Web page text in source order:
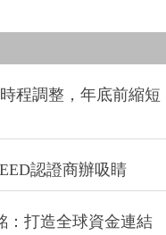
程調整，年底前縮短
認證商辦吸睛
：打造全球資金連結